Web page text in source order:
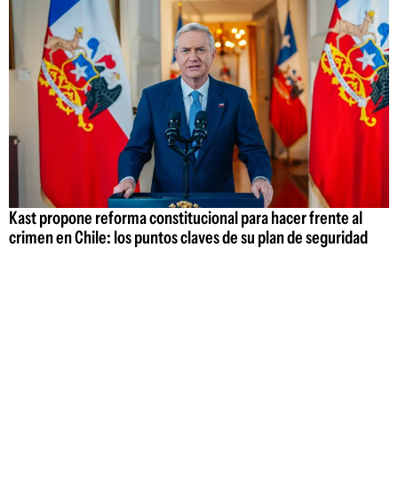
Kast propone reforma constitucional para hacer frente al
crimen en Chile: los puntos claves de su plan de seguridad